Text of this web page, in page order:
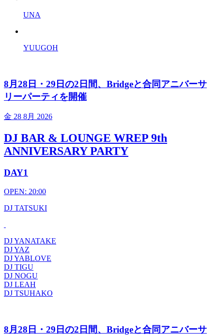
UNA
YUUGOH
8月28日・29日の2日間、Bridgeと合同アニバーサ
リーパーティを開催
金 28 8月 2026
DJ BAR & LOUNGE WREP 9th
ANNIVERSARY PARTY
DAY1
OPEN: 20:00
DJ TATSUKI
DJ YANATAKE
DJ YAZ
DJ YABLOVE
DJ TIGU
DJ NOGU
DJ LEAH
DJ TSUHAKO
8月28日・29日の2日間、Bridgeと合同アニバーサ